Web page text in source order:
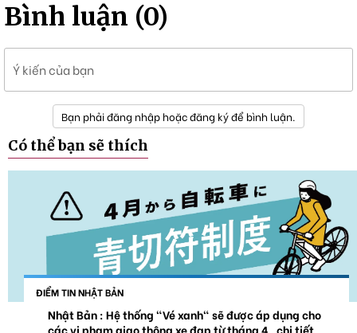
Bình luận (0)
Ý kiến của bạn
Bạn phải đăng nhập hoặc đăng ký để bình luận.
Có thể bạn sẽ thích
ĐIỂM TIN NHẬT BẢN
Nhật Bản : Hệ thống "Vé xanh" sẽ được áp dụng cho